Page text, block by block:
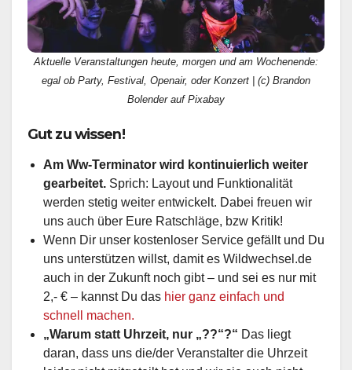
Aktuelle Veranstaltungen heute, morgen und am Wochenende:
egal ob Party, Festival, Openair, oder Konzert | (c) Brandon
Bolender auf Pixabay
Gut zu wissen!
Am Ww-Terminator wird kontinuierlich weiter
gearbeitet. Sprich: Layout und Funktionalität
werden stetig weiter entwickelt. Dabei freuen wir
uns auch über Eure Ratschläge, bzw Kritik!
Wenn Dir unser kostenloser Service gefällt und Du
uns unterstützen willst, damit es Wildwechsel.de
auch in der Zukunft noch gibt – und sei es nur mit
2,- € – kannst Du das hier ganz einfach und
schnell machen.
„Warum statt Uhrzeit, nur „??“?“ Das liegt
daran, dass uns die/der Veranstalter die Uhrzeit